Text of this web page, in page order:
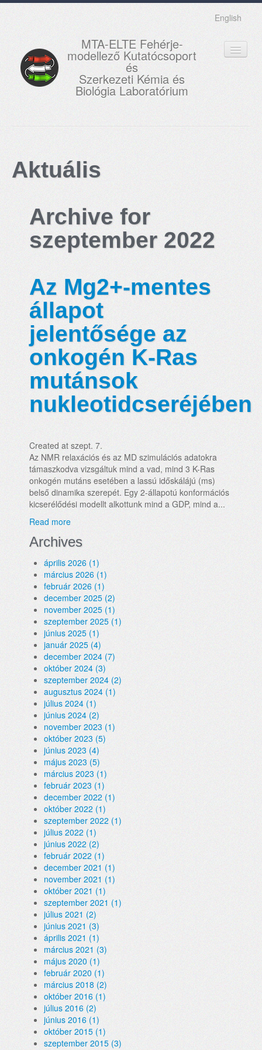
English
MTA-ELTE Fehérje-
modellező Kutatócsoport
és
Szerkezeti Kémia és
Biológia Laboratórium
OKTATÁS
AKTUÁLIS
GALÉRIA
Aktuális
Archive for
szeptember 2022
Az Mg2+-mentes
állapot
jelentősége az
onkogén K-Ras
mutánsok
nukleotidcseréjében
Created at szept. 7.
Az NMR relaxációs és az MD szimulációs adatokra
támaszkodva vizsgáltuk mind a vad, mind 3 K-Ras
onkogén mutáns esetében a lassú időskálájú (ms)
belső dinamika szerepét. Egy 2-állapotú konformációs
kicserélődési modellt alkottunk mind a GDP, mind a...
Read more
Archives
április 2026 (1)
március 2026 (1)
február 2026 (1)
december 2025 (2)
november 2025 (1)
szeptember 2025 (1)
június 2025 (1)
január 2025 (4)
december 2024 (7)
október 2024 (3)
szeptember 2024 (2)
augusztus 2024 (1)
július 2024 (1)
június 2024 (2)
november 2023 (1)
október 2023 (5)
június 2023 (4)
május 2023 (5)
március 2023 (1)
február 2023 (1)
december 2022 (1)
október 2022 (1)
szeptember 2022 (1)
július 2022 (1)
június 2022 (2)
február 2022 (1)
december 2021 (1)
november 2021 (1)
október 2021 (1)
szeptember 2021 (1)
július 2021 (2)
június 2021 (3)
április 2021 (1)
március 2021 (3)
május 2020 (1)
február 2020 (1)
március 2018 (2)
október 2016 (1)
július 2016 (2)
június 2016 (1)
október 2015 (1)
szeptember 2015 (3)